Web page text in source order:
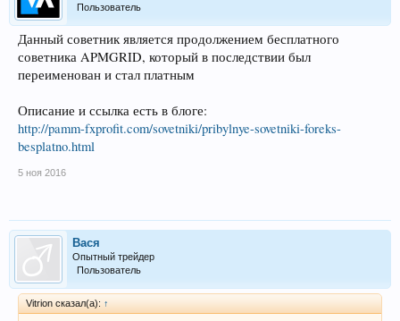
Пользователь
Данный советник является продолжением бесплатного
советника APMGRID, который в последствии был
переименован и стал платным
Описание и ссылка есть в блоге:
http://pamm-fxprofit.com/sovetniki/pribylnye-sovetniki-foreks-
besplatno.html
5 ноя 2016
Вася
Опытный трейдер
Пользователь
Vitrion сказал(а): ↑